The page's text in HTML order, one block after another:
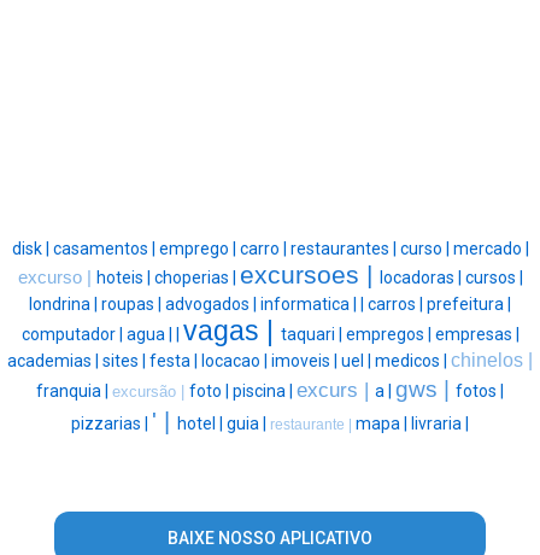
disk | casamentos | emprego | carro | restaurantes | curso | mercado |
excurso | hoteis | choperias | excursoes | locadoras | cursos |
londrina | roupas | advogados | informatica | | carros | prefeitura |
computador | agua | | vagas | taquari | empregos | empresas |
academias | sites | festa | locacao | imoveis | uel | medicos | chinelos |
franquia | excursão | foto | piscina | excurs | a | gws | fotos |
pizzarias | ' | hotel | guia | restaurante | mapa | livraria |
BAIXE NOSSO APLICATIVO